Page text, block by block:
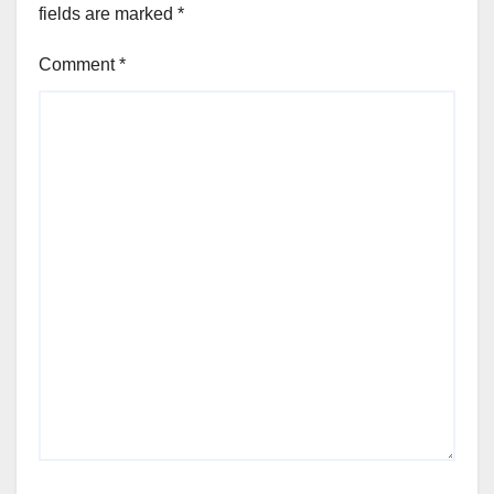
fields are marked *
Comment*